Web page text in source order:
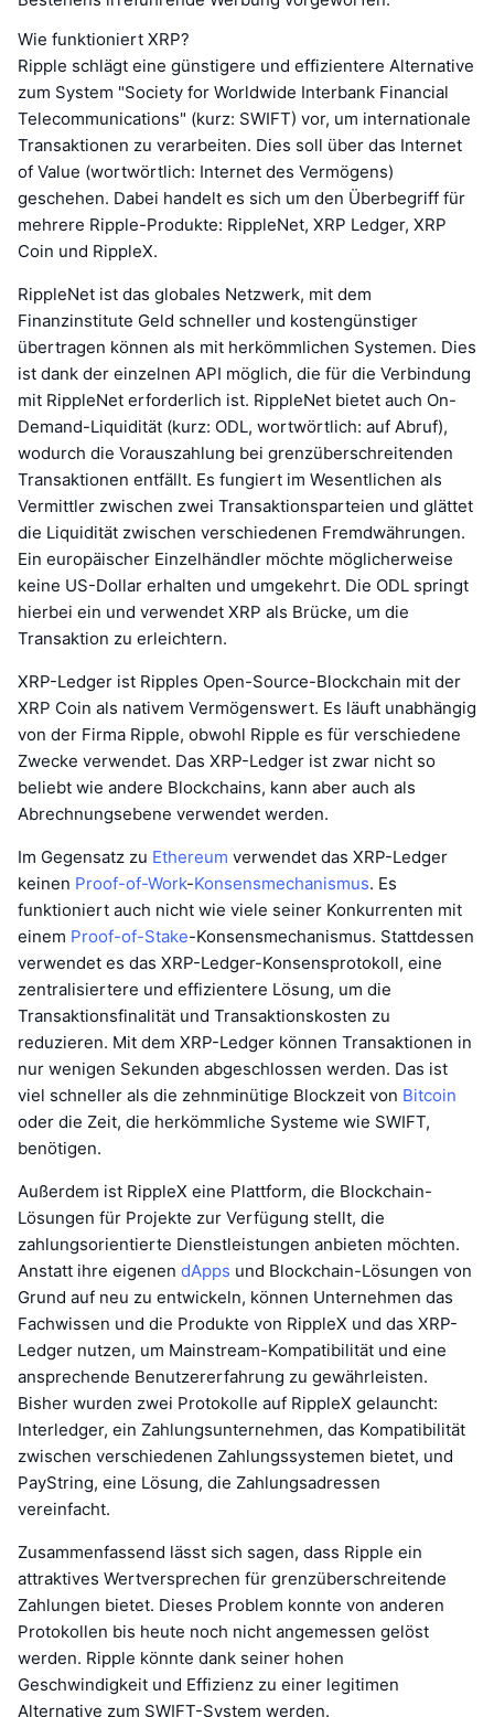
Wie funktioniert XRP?
Ripple schlägt eine günstigere und effizientere Alternative
zum System "Society for Worldwide Interbank Financial
Telecommunications" (kurz: SWIFT) vor, um internationale
Transaktionen zu verarbeiten. Dies soll über das Internet
of Value (wortwörtlich: Internet des Vermögens)
geschehen. Dabei handelt es sich um den Überbegriff für
mehrere Ripple-Produkte: RippleNet, XRP Ledger, XRP
Coin und RippleX.
RippleNet ist das globales Netzwerk, mit dem
Finanzinstitute Geld schneller und kostengünstiger
übertragen können als mit herkömmlichen Systemen. Dies
ist dank der einzelnen API möglich, die für die Verbindung
mit RippleNet erforderlich ist. RippleNet bietet auch On-
Demand-Liquidität (kurz: ODL, wortwörtlich: auf Abruf),
wodurch die Vorauszahlung bei grenzüberschreitenden
Transaktionen entfällt. Es fungiert im Wesentlichen als
Vermittler zwischen zwei Transaktionsparteien und glättet
die Liquidität zwischen verschiedenen Fremdwährungen.
Ein europäischer Einzelhändler möchte möglicherweise
keine US-Dollar erhalten und umgekehrt. Die ODL springt
hierbei ein und verwendet XRP als Brücke, um die
Transaktion zu erleichtern.
XRP-Ledger ist Ripples Open-Source-Blockchain mit der
XRP Coin als nativem Vermögenswert. Es läuft unabhängig
von der Firma Ripple, obwohl Ripple es für verschiedene
Zwecke verwendet. Das XRP-Ledger ist zwar nicht so
beliebt wie andere Blockchains, kann aber auch als
Abrechnungsebene verwendet werden.
Im Gegensatz zu Ethereum verwendet das XRP-Ledger
keinen Proof-of-Work-Konsensmechanismus. Es
funktioniert auch nicht wie viele seiner Konkurrenten mit
einem Proof-of-Stake-Konsensmechanismus. Stattdessen
verwendet es das XRP-Ledger-Konsensprotokoll, eine
zentralisiertere und effizientere Lösung, um die
Transaktionsfinalität und Transaktionskosten zu
reduzieren. Mit dem XRP-Ledger können Transaktionen in
nur wenigen Sekunden abgeschlossen werden. Das ist
viel schneller als die zehnminütige Blockzeit von Bitcoin
oder die Zeit, die herkömmliche Systeme wie SWIFT,
benötigen.
Außerdem ist RippleX eine Plattform, die Blockchain-
Lösungen für Projekte zur Verfügung stellt, die
zahlungsorientierte Dienstleistungen anbieten möchten.
Anstatt ihre eigenen dApps und Blockchain-Lösungen von
Grund auf neu zu entwickeln, können Unternehmen das
Fachwissen und die Produkte von RippleX und das XRP-
Ledger nutzen, um Mainstream-Kompatibilität und eine
ansprechende Benutzererfahrung zu gewährleisten.
Bisher wurden zwei Protokolle auf RippleX gelauncht:
Interledger, ein Zahlungsunternehmen, das Kompatibilität
zwischen verschiedenen Zahlungssystemen bietet, und
PayString, eine Lösung, die Zahlungsadressen
vereinfacht.
Zusammenfassend lässt sich sagen, dass Ripple ein
attraktives Wertversprechen für grenzüberschreitende
Zahlungen bietet. Dieses Problem konnte von anderen
Protokollen bis heute noch nicht angemessen gelöst
werden. Ripple könnte dank seiner hohen
Geschwindigkeit und Effizienz zu einer legitimen
Alternative zum SWIFT-System werden.